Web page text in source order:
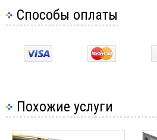
Способы оплаты
Похожие услуги